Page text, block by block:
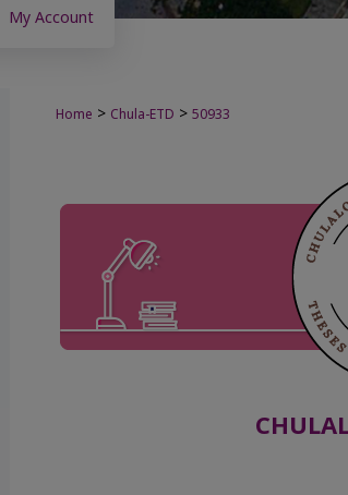
My Account
Home > Chula-ETD > 50933